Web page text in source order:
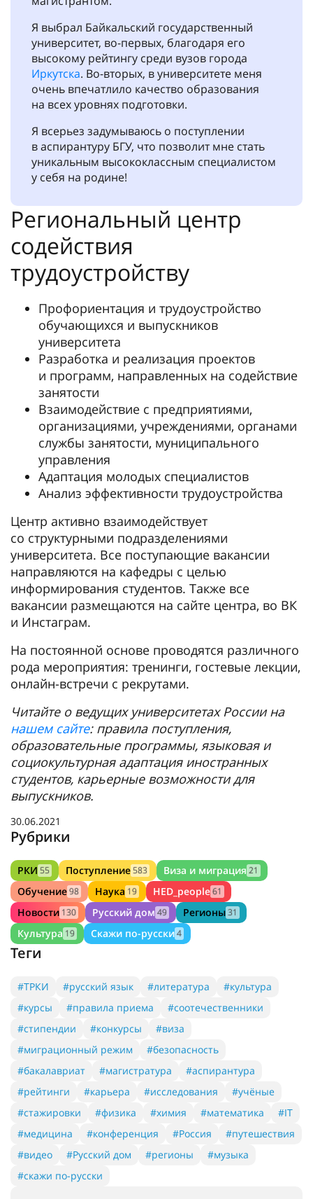
Я выбрал Байкальский государственный
университет, во-первых, благодаря его
высокому рейтингу среди вузов города
Иркутска. Во-вторых, в университете меня
очень впечатлило качество образования
на всех уровнях подготовки.
Я всерьез задумываюсь о поступлении
в аспирантуру БГУ, что позволит мне стать
уникальным высококлассным специалистом
у себя на родине!
Региональный центр
содействия
трудоустройству
Профориентация и трудоустройство
обучающихся и выпускников
университета
Разработка и реализация проектов
и программ, направленных на содействие
занятости
Взаимодействие с предприятиями,
организациями, учреждениями, органами
службы занятости, муниципального
управления
Адаптация молодых специалистов
Анализ эффективности трудоустройства
Центр активно взаимодействует
со структурными подразделениями
университета. Все поступающие вакансии
направляются на кафедры с целью
информирования студентов. Также все
вакансии размещаются на сайте центра, во ВК
и Инстаграм.
На постоянной основе проводятся различного
рода мероприятия: тренинги, гостевые лекции,
онлайн-встречи с рекрутами.
Читайте о ведущих университетах России на
нашем сайте: правила поступления,
образовательные программы, языковая и
социокультурная адаптация иностранных
студентов, карьерные возможности для
выпускников.
30.06.2021
Рубрики
РКИ 55 Поступление583 Виза и миграция 21
Обучение98 Наука 19 HED_people61
Новости 130 Русский дом 49 Регионы31
Культура 19 Скажи по-русски4
Теги
#ТРКИ #русский язык #литература
#культура
#курсы
#правила приема
#соотечественники
#стипендии
#конкурсы
#виза
#миграционный режим
#безопасность
#бакалавриат
#магистратура
#аспирантура
#рейтинги
#карьера #исследования
#учёные
#стажировки
#физика #химия #математика
#IT
#медицина
#конференция #Россия
#путешествия
#видео
#Русский дом #регионы
#музыка
#скажи по-русски